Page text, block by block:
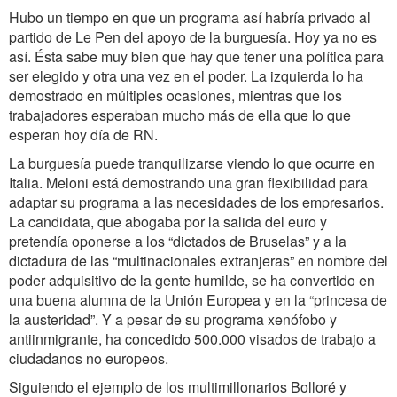
Hubo un tiempo en que un programa así habría privado al
partido de Le Pen del apoyo de la burguesía. Hoy ya no es
así. Ésta sabe muy bien que hay que tener una política para
ser elegido y otra una vez en el poder. La izquierda lo ha
demostrado en múltiples ocasiones, mientras que los
trabajadores esperaban mucho más de ella que lo que
esperan hoy día de RN.
La burguesía puede tranquilizarse viendo lo que ocurre en
Italia. Meloni está demostrando una gran flexibilidad para
adaptar su programa a las necesidades de los empresarios.
La candidata, que abogaba por la salida del euro y
pretendía oponerse a los “dictados de Bruselas” y a la
dictadura de las “multinacionales extranjeras” en nombre del
poder adquisitivo de la gente humilde, se ha convertido en
una buena alumna de la Unión Europea y en la “princesa de
la austeridad”. Y a pesar de su programa xenófobo y
antiinmigrante, ha concedido 500.000 visados de trabajo a
ciudadanos no europeos.
Siguiendo el ejemplo de los multimillonarios Bolloré y